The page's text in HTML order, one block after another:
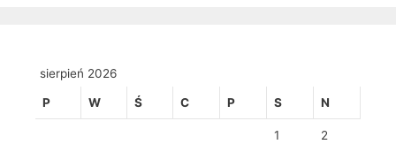
sierpień 2026
P W Ś C P S N
1 2